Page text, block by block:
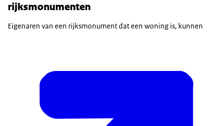
rijksmonumenten
Eigenaren van een rijksmonument dat een woning is, kunnen